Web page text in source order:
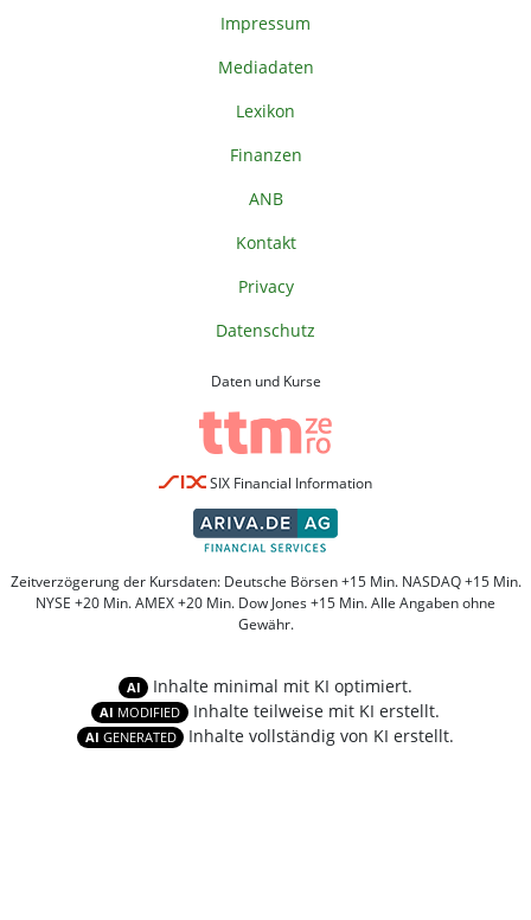
Impressum
Mediadaten
Lexikon
Finanzen
ANB
Kontakt
Privacy
Datenschutz
Daten und Kurse
SIX Financial Information
Zeitverzögerung der Kursdaten: Deutsche Börsen +15 Min. NASDAQ +15 Min.
NYSE +20 Min. AMEX +20 Min. Dow Jones +15 Min. Alle Angaben ohne
Gewähr.
AI Inhalte minimal mit KI optimiert.
AI MODIFIED Inhalte teilweise mit KI erstellt.
AI GENERATED Inhalte vollständig von KI erstellt.